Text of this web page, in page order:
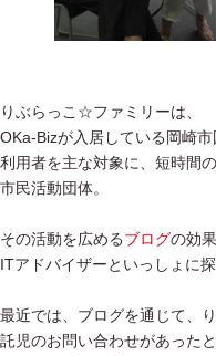
りぶらっこ☆ファミリーは、
OKa-Bizが入居している岡崎
利用者を主な対象に、短時間
市民活動団体。
その活動を広めるブログの効
ITアドバイザーといっしょに
最近では、ブログを通じて、
託児のお問い合わせがあったと